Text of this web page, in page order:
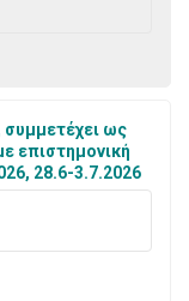
ως
επιστημονική
28.6-3.7.2026